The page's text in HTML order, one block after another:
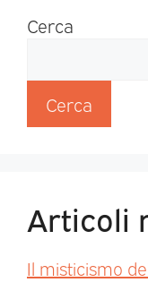
Cerca
Cerca
Articoli
Il misticismo